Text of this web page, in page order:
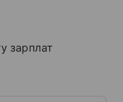
зарплат